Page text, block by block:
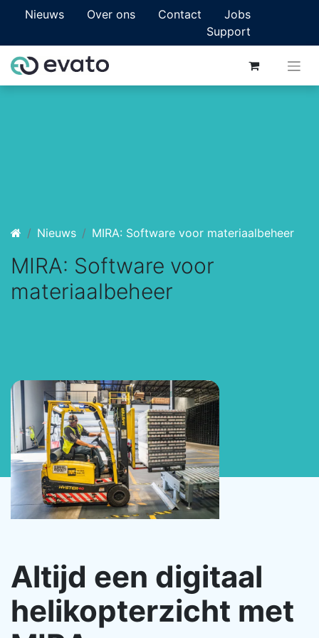
Nieuws Over ons Contact
Jobs
Support
Nieuws MIRA: Software voor materiaalbeheer
MIRA: Software voor
materiaalbeheer
Altijd een digitaal
helikopterzicht met